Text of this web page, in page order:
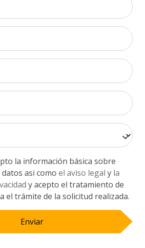
sobre
protección de datos asi comoel aviso legaly la
y acepto el tratamiento de
el trámite de la solicitud realizada.
Enviar